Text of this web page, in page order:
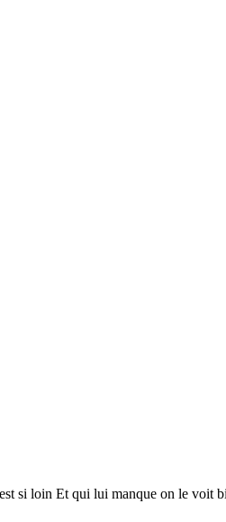
si loin Et qui lui manque on le voit